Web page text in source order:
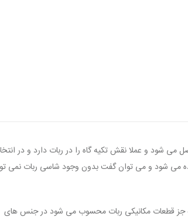
شود و عملا نقش تکیه گاه را در ربات دارد و در
می شود و می توان گفت بدون وجود شاسی ربات نمی
جز قطعات مکانیکی ربات محسوب می شود در جنس های